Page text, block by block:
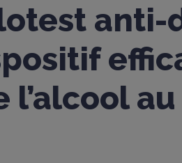
l’alcool